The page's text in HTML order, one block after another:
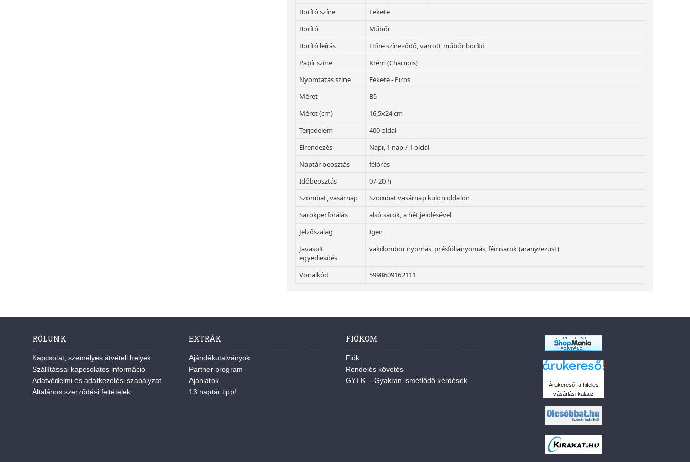
Borító színe
Fekete
Borító
Műbőr
Borító leírás
Hőre színeződő, varrott műbőr borító
Papír színe
Krém (Chamois)
Nyomtatás színe
Fekete - Piros
Méret
B5
Méret (cm)
16,5x24 cm
Terjedelem
400 oldal
Elrendezés
Napi, 1 nap / 1 oldal
Naptár beosztás
félórás
Időbeosztás
07-20 h
Szombat, vasárnap
Szombat vasárnap külön oldalon
Sarokperforálás
alsó sarok, a hét jelölésével
Jelzőszalag
Igen
Javasolt
egyediesítés
vakdombor nyomás, présfólianyomás, fémsarok (arany/ezüst)
Vonalkód 5998609162111
RÓLUNK
Kapcsolat, személyes átvételi helyek
Szállítással kapcsolatos információ
Adatvédelmi és adatkezelési szabályzat
Általános szerződési feltételek
EXTRÁK
Ajándékutalványok
Partner program
Ajánlatok
13 naptár tipp!
FIÓKOM
Fiók
Rendelés követés
GY.I.K. - Gyakran ismétlődő kérdések
Árukereső, a hiteles
vásárlási kalauz